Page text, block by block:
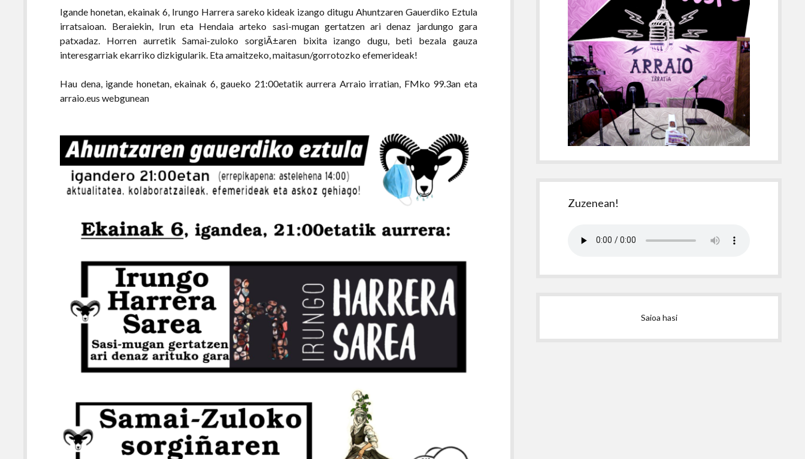
Igande honetan, ekainak 6, Irungo Harrera sareko kideak izango ditugu Ahuntzaren Gauerdiko Eztula
irratsaioan. Beraiekin, Irun eta Hendaia arteko sasi-mugan gertatzen ari denaz jardungo gara
patxadaz. Horren aurretik Samai-zuloko sorgiÃ±aren bixita izango dugu, beti bezala gauza
interesgarriak ekarriko dizkigularik. Eta amaitzeko, maitasun/gorrotozko efemerideak!
Hau dena, igande honetan, ekainak 6, gaueko 21:00etatik aurrera Arraio irratian, FMko 99.3an eta
arraio.eus webgunean
Zuzenean!
Saioa hasi